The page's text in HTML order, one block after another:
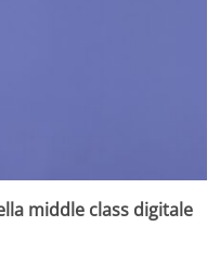
middle class digitale